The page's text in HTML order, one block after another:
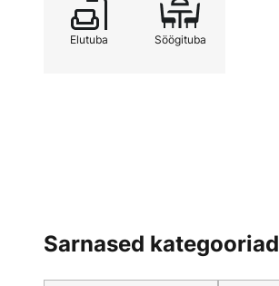
Elutuba Söögituba
Sarnased kategooriad